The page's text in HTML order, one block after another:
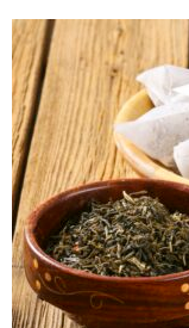
Proč vám v
Jaké nápoje